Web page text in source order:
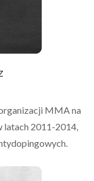
MMA na
latach 2011-2014,